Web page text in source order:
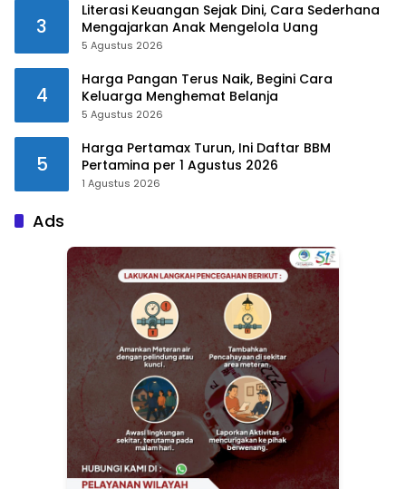
3
Literasi Keuangan Sejak Dini, Cara Sederhana
Mengajarkan Anak Mengelola Uang
5 Agustus 2026
4
Harga Pangan Terus Naik, Begini Cara
Keluarga Menghemat Belanja
5 Agustus 2026
5
Harga Pertamax Turun, Ini Daftar BBM
Pertamina per 1 Agustus 2026
1 Agustus 2026
Ads